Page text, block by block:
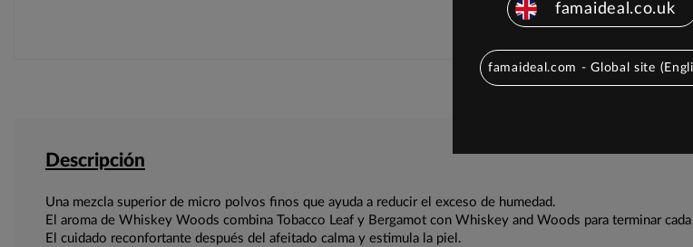
Descripción
Una mezcla superior de micro polvos finos que ayuda a reducir el exceso de humedad.
El aroma de Whiskey Woods combina Tobacco Leaf y Bergamot con Whiskey and Woods para terminar
El cuidado reconfortante después del afeitado calma y estimula la piel.
famaideal.co.uk
famaideal.com - Global site